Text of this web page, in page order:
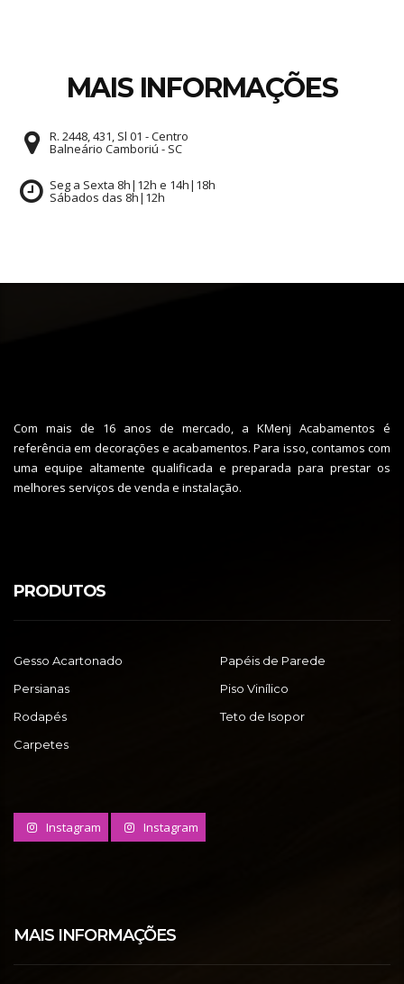
MAIS INFORMAÇÕES
R. 2448, 431, Sl 01 - Centro
Balneário Camboriú - SC
Seg a Sexta 8h|12h e 14h|18h
Sábados das 8h|12h
Com mais de 16 anos de mercado, a KMenj Acabamentos é
referência em decorações e acabamentos. Para isso, contamos com
uma equipe altamente qualificada e preparada para prestar os
melhores serviços de venda e instalação.
PRODUTOS
Gesso Acartonado
Papéis de Parede
Persianas
Piso Vinílico
Rodapés
Teto de Isopor
Carpetes
Instagram Instagram
MAIS INFORMAÇÕES